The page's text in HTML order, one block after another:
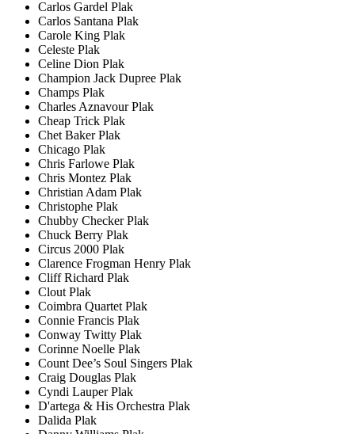
Carlos Gardel Plak
Carlos Santana Plak
Carole King Plak
Celeste Plak
Celine Dion Plak
Champion Jack Dupree Plak
Champs Plak
Charles Aznavour Plak
Cheap Trick Plak
Chet Baker Plak
Chicago Plak
Chris Farlowe Plak
Chris Montez Plak
Christian Adam Plak
Christophe Plak
Chubby Checker Plak
Chuck Berry Plak
Circus 2000 Plak
Clarence Frogman Henry Plak
Cliff Richard Plak
Clout Plak
Coimbra Quartet Plak
Connie Francis Plak
Conway Twitty Plak
Corinne Noelle Plak
Count Dee’s Soul Singers Plak
Craig Douglas Plak
Cyndi Lauper Plak
D'artega & His Orchestra Plak
Dalida Plak